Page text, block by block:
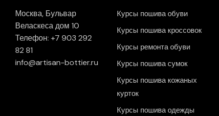
Москва, Бульвар
Веласкеса дом 10
Телефон: +7 903 292
82 81
info@artisan-bottier.ru
Курсы пошива обуви
Курсы пошива кроссовок
Курсы ремонта обуви
Курсы пошива сумок
Курсы пошива кожаных
курток
Курсы пошива одежды